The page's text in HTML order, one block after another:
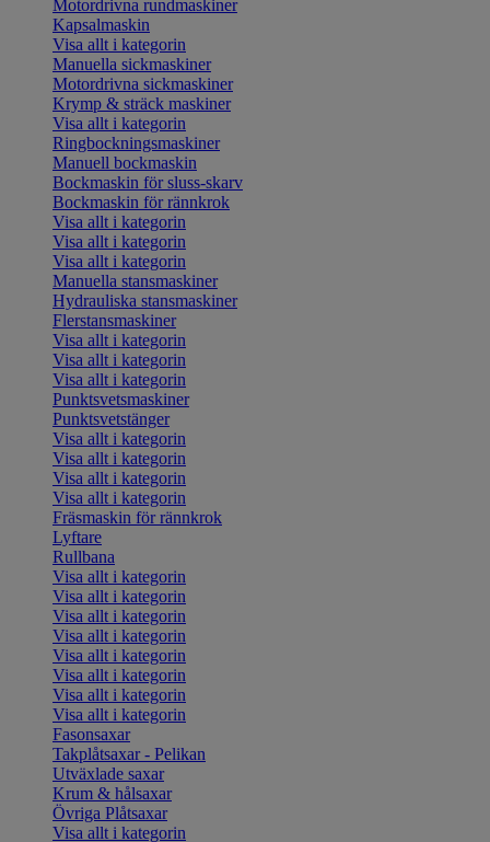
Motordrivna rundmaskiner
Kapsalmaskin
Visa allt i kategorin
Manuella sickmaskiner
Motordrivna sickmaskiner
Krymp & sträck maskiner
Visa allt i kategorin
Ringbockningsmaskiner
Manuell bockmaskin
Bockmaskin för sluss-skarv
Bockmaskin för rännkrok
Visa allt i kategorin
Visa allt i kategorin
Visa allt i kategorin
Manuella stansmaskiner
Hydrauliska stansmaskiner
Flerstansmaskiner
Visa allt i kategorin
Visa allt i kategorin
Visa allt i kategorin
Punktsvetsmaskiner
Punktsvetstänger
Visa allt i kategorin
Visa allt i kategorin
Visa allt i kategorin
Visa allt i kategorin
Fräsmaskin för rännkrok
Lyftare
Rullbana
Visa allt i kategorin
Visa allt i kategorin
Visa allt i kategorin
Visa allt i kategorin
Visa allt i kategorin
Visa allt i kategorin
Visa allt i kategorin
Visa allt i kategorin
Fasonsaxar
Takplåtsaxar - Pelikan
Utväxlade saxar
Krum & hålsaxar
Övriga Plåtsaxar
Visa allt i kategorin